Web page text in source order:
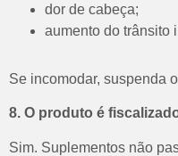
dor de cabeça;
aumento do trânsito
Se incomodar, suspenda
8. O produto é
Sim. Suplementos não